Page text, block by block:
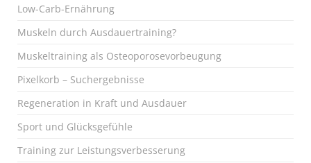
Low-Carb-Ernährung
Muskeln durch Ausdauertraining?
Muskeltraining als Osteoporosevorbeugung
Pixelkorb – Suchergebnisse
Regeneration in Kraft und Ausdauer
Sport und Glücksgefühle
Training zur Leistungsverbesserung